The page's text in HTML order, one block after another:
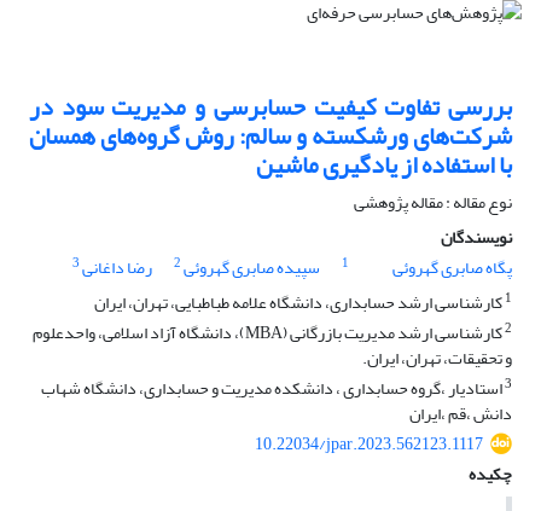
بررسی تفاوت کیفیت حسابرسی و مدیریت سود در
شرکت‌های ورشکسته و سالم: روش گروه‌های همسان
با استفاده از یادگیری ماشین
نوع مقاله : مقاله پژوهشی
نویسندگان
پگاه صابری گهروئی
1 سپیده صابری گهروئی2 رضا داغانی3
1کارشناسی ارشد حسابداری، دانشگاه علامه طباطبایی، تهران، ایران
2 کارشناسی ارشد مدیریت بازرگانی (MBA)، دانشگاه آزاد اسلامی، واحدعلوم
و تحقیقات، تهران، ایران.
3استادیار ،گروه حسابداری ، دانشکده مدیریت و حسابداری، دانشگاه شهاب
دانش ،قم ،ایران
10.22034/jpar.2023.562123.1117
چکیده